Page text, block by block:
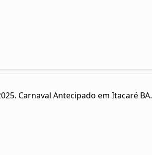
Carnaval Antecipado em Itacaré BA.